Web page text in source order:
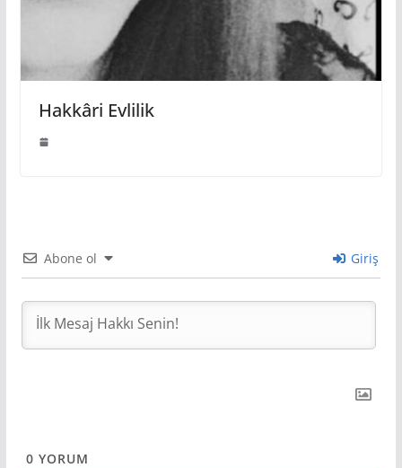
Hakkâri Evlilik
Abone ol Giriş
0 YORUM